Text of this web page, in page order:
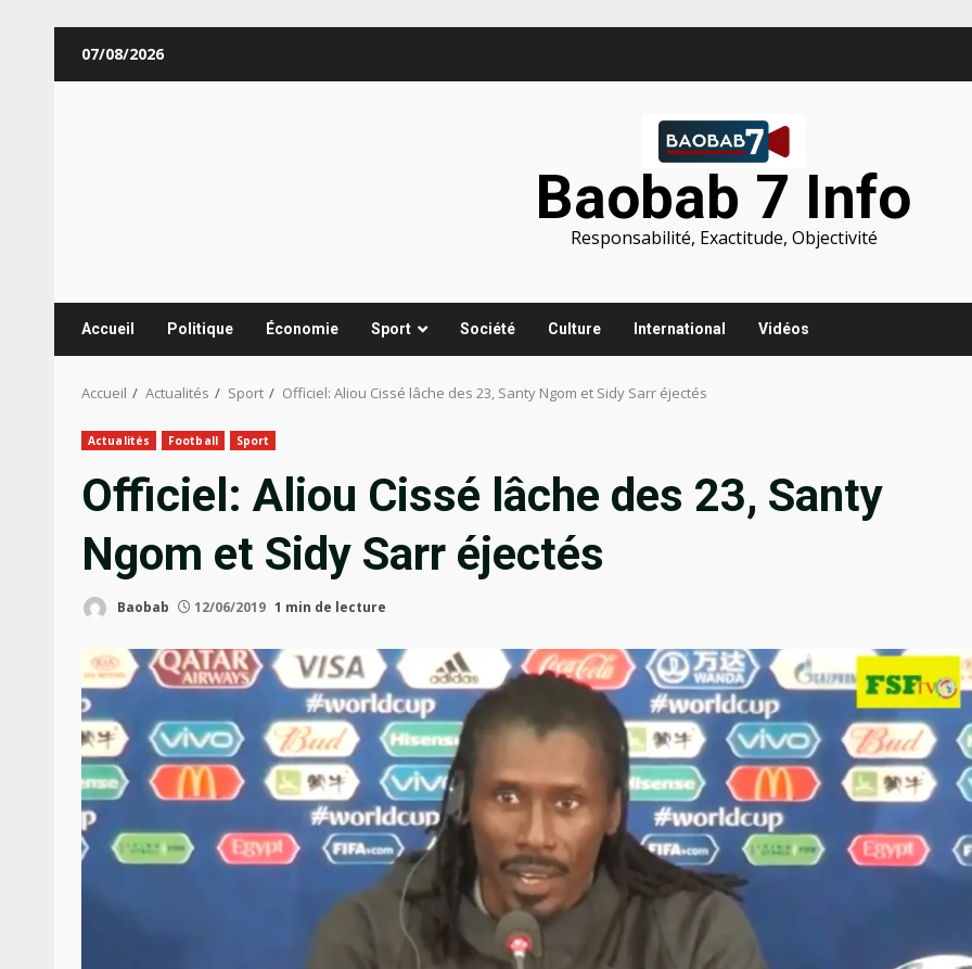
07/08/2026
Baobab 7 Info
Responsabilité, Exactitude, Objectivité
Accueil Politique Économie Sport Société Culture International Vidéos
Accueil Actualités Sport Officiel: Aliou Cissé lâche des 23, Santy Ngom et Sidy Sarr éjectés
Actualités Football Sport
Officiel: Aliou Cissé lâche des 23, Santy
Ngom et Sidy Sarr éjectés
Baobab 12/06/2019 1 min de lecture